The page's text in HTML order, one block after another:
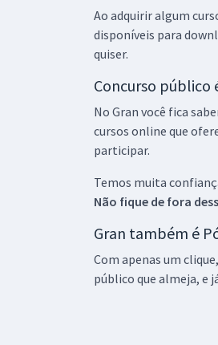
Ao adquirir algum
disponíveis para
quiser.
Concurso público
No Gran você fica
cursos online que
participar.
Temos muita
Não fique de fora
Gran também é
Com apenas um
público que almeja, e